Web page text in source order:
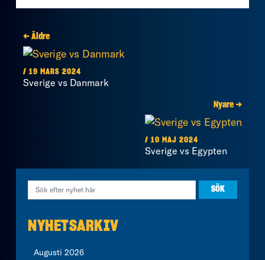
← Äldre
/ 19 MARS 2024
Sverige vs Danmark
Nyare →
/ 10 MAJ 2024
Sverige vs Egypten
NYHETSARKIV
Augusti 2026